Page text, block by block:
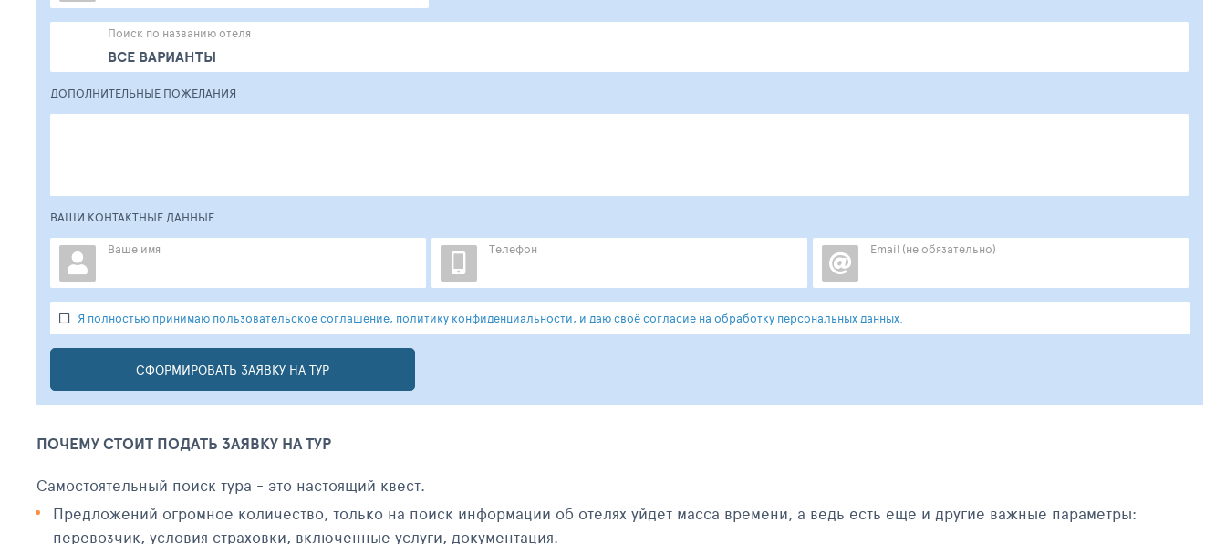
ВСЕ ВАРИАНТЫ
Поиск по названию отеля
ДОПОЛНИТЕЛЬНЫЕ ПОЖЕЛАНИЯ
ВАШИ КОНТАКТНЫЕ ДАННЫЕ
Ваше имя
Телефон Email (не обязательно)
Я полностью принимаю пользовательское соглашение, политику конфиденциальности, и даю своё согласие на обработку персональных данных.
СФОРМИРОВАТЬ ЗАЯВКУ НА ТУР
ПОЧЕМУ СТОИТ ПОДАТЬ ЗАЯВКУ НА ТУР
Самостоятельный поиск тура - это настоящий квест.
Предложений огромное количество, только на поиск информации об отелях уйдет масса времени, а ведь есть еще и другие важные параметры:
перевозчик, условия страховки, включенные услуги, документация.